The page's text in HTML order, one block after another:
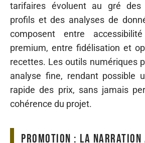
tarifaires évoluent au gré des
profils et des analyses de
composent entre
premium, entre fidélisation et
recettes. Les outils numériques
analyse fine, rendant possible
rapide des prix, sans jamais
cohérence du projet.
Promotion : la narration